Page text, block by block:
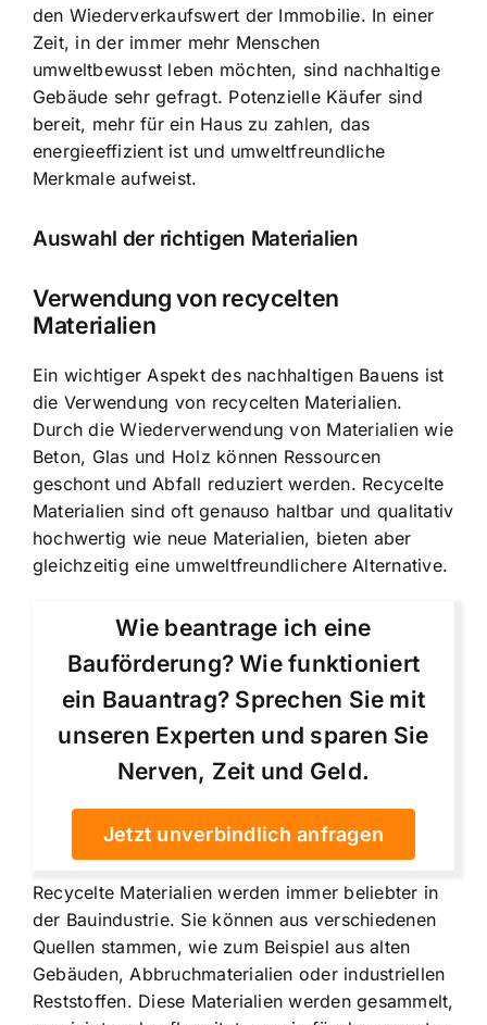
den Wiederverkaufswert der Immobilie. In einer
Zeit, in der immer mehr Menschen
umweltbewusst leben möchten, sind nachhaltige
Gebäude sehr gefragt. Potenzielle Käufer sind
bereit, mehr für ein Haus zu zahlen, das
energieeffizient ist und umweltfreundliche
Merkmale aufweist.
Auswahl der richtigen Materialien
Verwendung von recycelten
Materialien
Ein wichtiger Aspekt des nachhaltigen Bauens ist
die Verwendung von recycelten Materialien.
Durch die Wiederverwendung von Materialien wie
Beton, Glas und Holz können Ressourcen
geschont und Abfall reduziert werden. Recycelte
Materialien sind oft genauso haltbar und qualitativ
hochwertig wie neue Materialien, bieten aber
gleichzeitig eine umweltfreundlichere Alternative.
Wie beantrage ich eine
Bauförderung? Wie funktioniert
ein Bauantrag? Sprechen Sie mit
unseren Experten und sparen Sie
Nerven, Zeit und Geld.
Jetzt unverbindlich anfragen
Recycelte Materialien werden immer beliebter in
der Bauindustrie. Sie können aus verschiedenen
Quellen stammen, wie zum Beispiel aus alten
Gebäuden, Abbruchmaterialien oder industriellen
Reststoffen. Diese Materialien werden gesammelt,